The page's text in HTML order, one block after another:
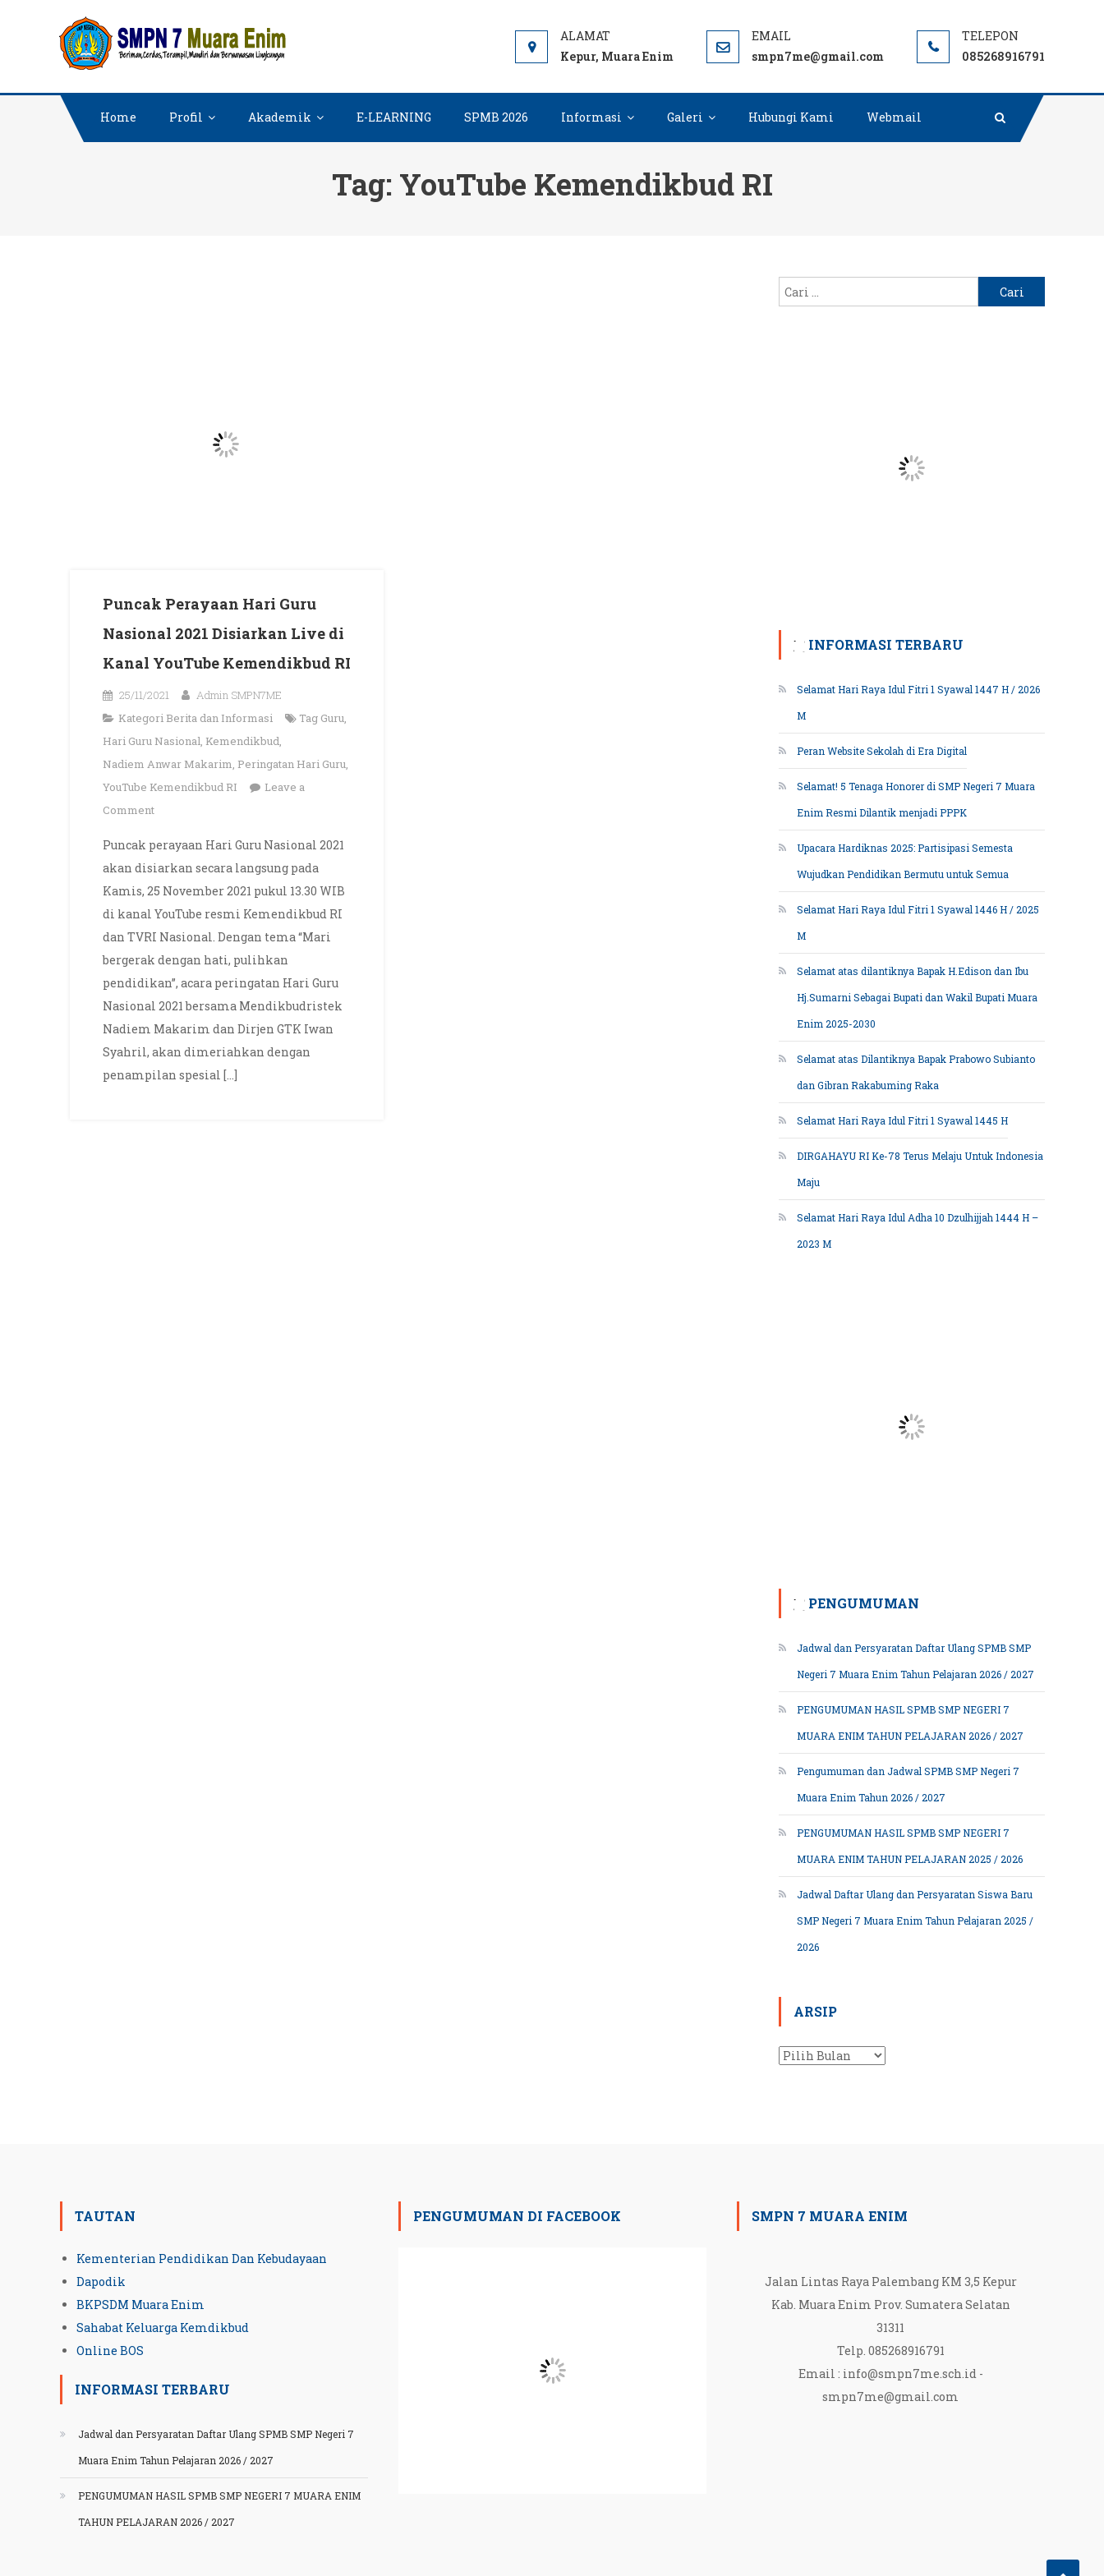
Website SMPN 7 Muara Enim, Informasi, PPDB dan E-learning sekolah. SMP Negeri terbaik rujukan di Muara Enim.
Kepur, Muara Enim
smpn7me@gmail.com 085268916791
Home Profil Akademik E-LEARNING SPMB 2026 Informasi Galeri Hubungi Kami Webmail
Tag: YouTube Kemendikbud RI
Puncak Perayaan Hari Guru
Nasional 2021 Disiarkan Live di
Kanal YouTube Kemendikbud RI
25/11/2021
Admin SMPN7ME
Kategori Berita dan Informasi Tag Guru,
Hari Guru Nasional, Kemendikbud,
Nadiem Anwar Makarim, Peringatan Hari Guru,
YouTube Kemendikbud RI
Leave a
Commenton
Perayaan
Hari
Guru
Nasional
2021
Disiarkan
Live
di
Kanal
Puncak perayaan Hari Guru Nasional 2021
akan disiarkan secara langsung pada
Kamis, 25 November 2021 pukul 13.30 WIB
di kanal YouTube resmi Kemendikbud RI
dan TVRI Nasional. Dengan tema “Mari
bergerak dengan hati, pulihkan
pendidikan”, acara peringatan Hari Guru
Nasional 2021 bersama Mendikbudristek
Nadiem Makarim dan Dirjen GTK Iwan
Syahril, akan dimeriahkan dengan
penampilan spesial […]
Cari
untuk:
INFORMASI TERBARU
Selamat Hari Raya Idul Fitri 1 Syawal 1447 H / 2026
M
Peran Website Sekolah di Era Digital
Selamat! 5 Tenaga Honorer di SMP Negeri 7 Muara
Enim Resmi Dilantik menjadi PPPK
Upacara Hardiknas 2025: Partisipasi Semesta
Wujudkan Pendidikan Bermutu untuk Semua
Selamat Hari Raya Idul Fitri 1 Syawal 1446 H / 2025
M
Selamat atas dilantiknya Bapak H.Edison dan Ibu
Hj.Sumarni Sebagai Bupati dan Wakil Bupati Muara
Enim 2025-2030
Selamat atas Dilantiknya Bapak Prabowo Subianto
dan Gibran Rakabuming Raka
Selamat Hari Raya Idul Fitri 1 Syawal 1445 H
DIRGAHAYU RI Ke-78 Terus Melaju Untuk Indonesia
Maju
Selamat Hari Raya Idul Adha 10 Dzulhijjah 1444 H –
2023 M
PENGUMUMAN
Jadwal dan Persyaratan Daftar Ulang SPMB SMP
Negeri 7 Muara Enim Tahun Pelajaran 2026 / 2027
PENGUMUMAN HASIL SPMB SMP NEGERI 7
MUARA ENIM TAHUN PELAJARAN 2026 / 2027
Pengumuman dan Jadwal SPMB SMP Negeri 7
Muara Enim Tahun 2026 / 2027
PENGUMUMAN HASIL SPMB SMP NEGERI 7
MUARA ENIM TAHUN PELAJARAN 2025 / 2026
Jadwal Daftar Ulang dan Persyaratan Siswa Baru
SMP Negeri 7 Muara Enim Tahun Pelajaran 2025 /
2026
ARSIP
Arsip
TAUTAN
Kementerian Pendidikan Dan Kebudayaan
Dapodik
BKPSDM Muara Enim
Sahabat Keluarga Kemdikbud
Online BOS
INFORMASI TERBARU
Jadwal dan Persyaratan Daftar Ulang SPMB SMP Negeri 7
Muara Enim Tahun Pelajaran 2026 / 2027
PENGUMUMAN HASIL SPMB SMP NEGERI 7 MUARA ENIM
TAHUN PELAJARAN 2026 / 2027
PENGUMUMAN DI FACEBOOK SMPN 7 MUARA ENIM
Jalan Lintas Raya Palembang KM 3,5 Kepur
Kab. Muara Enim Prov. Sumatera Selatan
31311
Telp. 085268916791
Email : info@smpn7me.sch.id-
smpn7me@gmail.com